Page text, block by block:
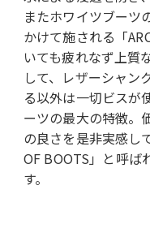
またホワイツブーツ
かけて施される「
いても疲れなず上質
して、レザーシャン
る以外は一切ビスが
ーツの最大の特徴。
の良さを是非実感し
OF BOOTS」と呼ば
す。